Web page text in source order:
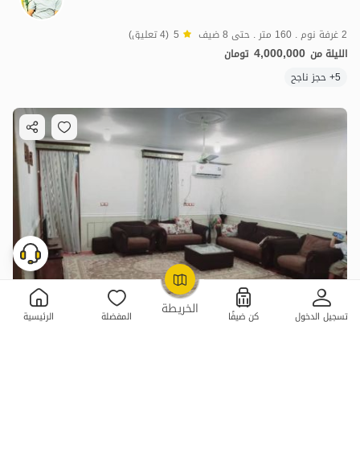
الخريطة تسجيل الدخول كن ضيفًا المفضلة الرئيسية
OpenStreetMap
2 غرفة نوم . 160 متر . حتى 8 ضيف 5 (4 تعليق)
الليلة من 4,000,000 تومان
5+ حجز ناجح